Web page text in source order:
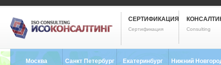
СЕРТИФИКАЦИЯ
Сертификация Consulting
Москва Санкт Петербург Екатеринбург Нижний